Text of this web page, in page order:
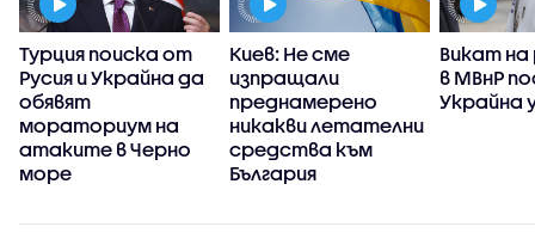
Турция поиска от
Русия и Украйна да
обявят
мораториум на
атаките в Черно
море
Киев: Не сме
изпращали
преднамерено
никакви летателни
средства към
България
Викат на
в МВнР
Украйна